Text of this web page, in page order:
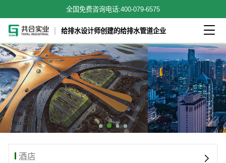
全国免费咨询电话:400-079-6575
给排水设计师创建的给排水管道企业 
